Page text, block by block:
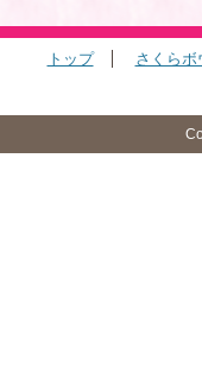
トップ さくらボ